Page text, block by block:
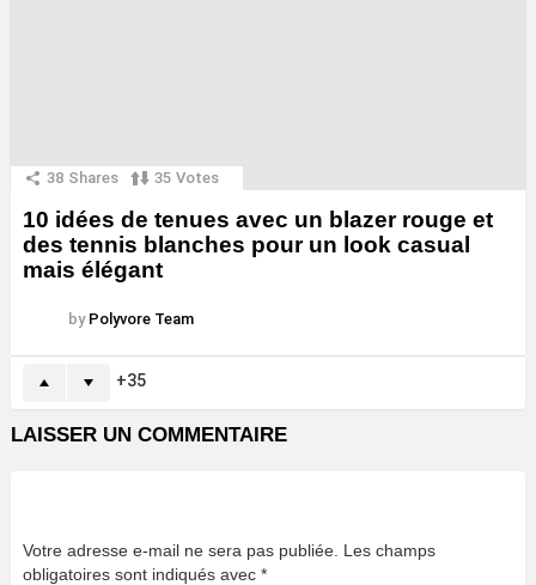
38 Shares 35 Votes
10 idées de tenues avec un blazer rouge et
des tennis blanches pour un look casual
mais élégant
by Polyvore Team
35
LAISSER UN COMMENTAIRE
Votre adresse e-mail ne sera pas publiée. Les champs
obligatoires sont indiqués avec *